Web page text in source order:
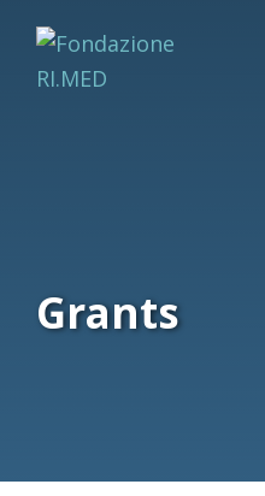
Grants